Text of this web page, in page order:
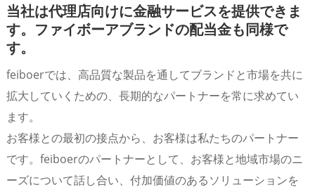
当社は代理店向けに金融サービスを提供できま
す。 ファイボーアブランドの配当金も同様で
す。
feiboerでは、高品質な製品を通してブランドと市場を共に
拡大していくための、長期的なパートナーを常に求めてい
ます。
お客様との最初の接点から、お客様は私たちのパートナー
です。feiboerのパートナーとして、お客様と地域市場のニ
ーズについて話し合い、付加価値のあるソリューションを